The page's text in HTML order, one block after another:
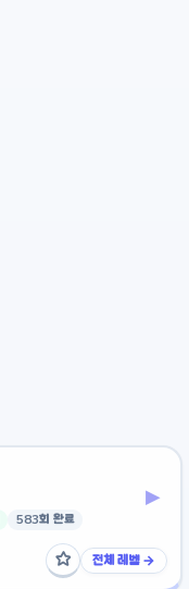
583회 완료
▸
☆즐겨찾기에 추가
전체 레벨 →